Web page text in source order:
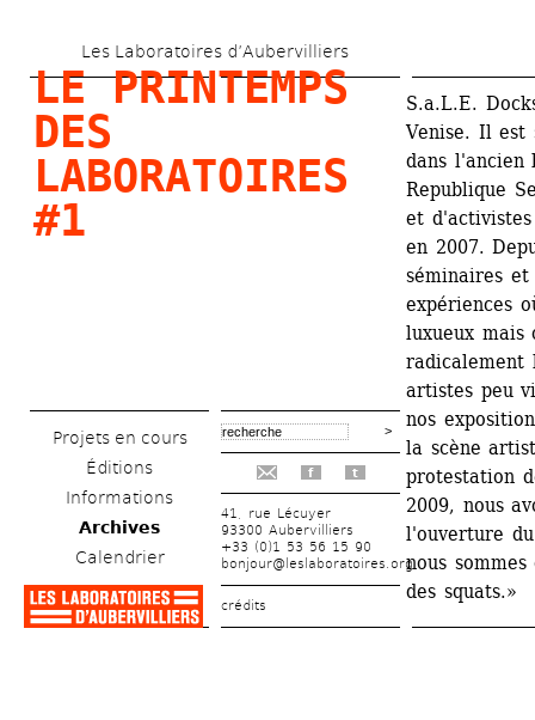
au
contenu
Les Laboratoires d’Aubervilliers
LE PRINTEMPS
DES
LABORATOIRES
#1
Projets en cours
Éditions
Informations
Archives
Calendrier
f t
41, rue Lécuyer
93300 Aubervilliers
+33 (0)1 53 56 15 90
bonjour@leslaboratoires.org
crédits
S.a.L.E.
Venise. Il
dans l'ancien
Republique
et
en 2007.
séminaires
expériences
luxueux
radicalement
artistes peu
nos
la scène
protestation
2009, nous
l'ouverture
nous
des squats.»